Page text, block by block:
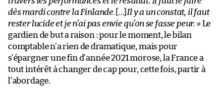
dès mardi contre la Finlande. […] Il y a un constat, il faut
rester lucide et je n’ai pas envie qu’on se fasse peur. »Le
gardien de but a raison : pour le moment, le bilan
comptable n’a rien de dramatique, mais pour
s’épargner une fin d’année 2021 morose, la France a
tout intérêt à changer de cap pour, cette fois, partir à
l’abordage.